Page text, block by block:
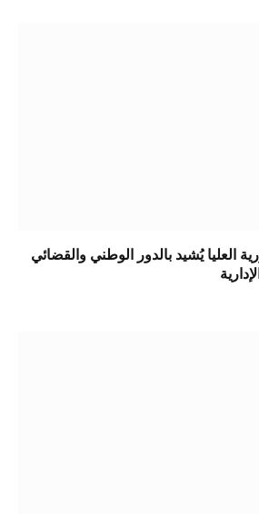
العليا يُشيد بالدور الوطني والقضائي